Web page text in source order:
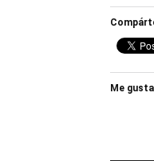
Me